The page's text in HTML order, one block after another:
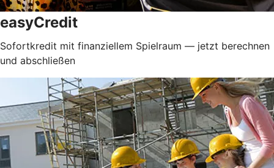
easyCredit
Sofortkredit mit finanziellem Spielraum — jetzt berechnen
und abschließen